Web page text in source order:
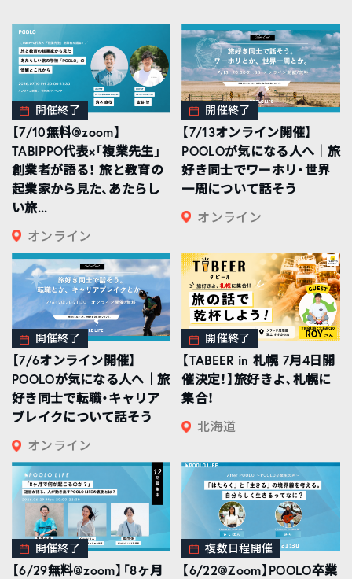
開催終了
【7/10無料@zoom】
TABIPPO代表×「複業先生」
創業者が語る！ 旅と教育の
起業家から見た、あたらし
い旅...
オンライン
開催終了
【7/13オンライン開催】
POOLOが気になる人へ｜旅
好き同士でワーホリ・世界
一周について話そう
オンライン
開催終了
【7/6オンライン開催】
POOLOが気になる人へ｜旅
好き同士で転職・キャリア
ブレイクについて話そう
オンライン
開催終了
【TABEER in 札幌 7月4日開
催決定！】旅好きよ、札幌に
集合！
北海道
開催終了
【6/29無料@zoom】「8ヶ月
複数日程開催
【6/22@Zoom】POOLO卒業